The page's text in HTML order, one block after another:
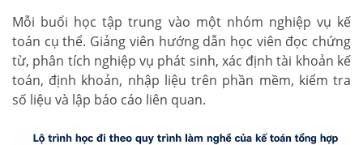
Mỗi buổi học tập trung vào một nhóm nghiệp vụ kế
toán cụ thể. Giảng viên hướng dẫn học viên đọc chứng
từ, phân tích nghiệp vụ phát sinh, xác định tài khoản kế
toán, định khoản, nhập liệu trên phần mềm, kiểm tra
số liệu và lập báo cáo liên quan.